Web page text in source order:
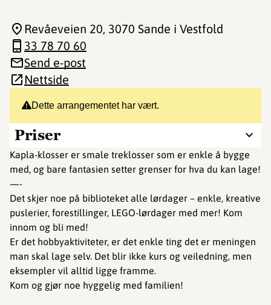
Dette arrangementet har vært.
Priser
Kapla-klosser er smale treklosser som er enkle å bygge
med, og bare fantasien setter grenser for hva du kan lage!
—-
Det skjer noe på biblioteket alle lørdager – enkle, kreative
puslerier, forestillinger, LEGO-lørdager med mer! Kom
innom og bli med!
Er det hobbyaktiviteter, er det enkle ting det er meningen
man skal lage selv. Det blir ikke kurs og veiledning, men
eksempler vil alltid ligge framme.
Kom og gjør noe hyggelig med familien!
Revåeveien 20, 3070 Sande i Vestfold
33 78 70 60
Send e-post
Nettside